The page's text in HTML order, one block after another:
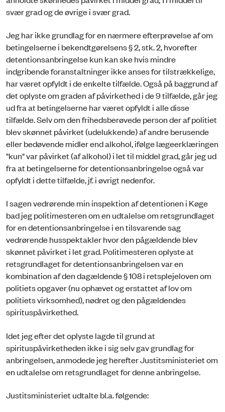
svær grad og de øvrige i svær grad.
Jeg har ikke grundlag for en nærmere efterprøvelse af om
betingelserne i bekendtgørelsens § 2, stk. 2, hvorefter
detentionsanbringelse kun kan ske hvis mindre
indgribende foranstaltninger ikke anses for tilstrækkelige,
har været opfyldt i de enkelte tilfælde. Også på baggrund af
det oplyste om graden af påvirkethed i de 9 tilfælde, går jeg
ud fra at betingelserne har været opfyldt i alle disse
tilfælde. Selv om den frihedsberøvede person der af politiet
blev skønnet påvirket (udelukkende) af andre berusende
eller bedøvende midler end alkohol, ifølge lægeerklæringen
"kun" var påvirket (af alkohol) i let til middel grad, går jeg ud
fra at betingelserne for detentionsanbringelse også var
opfyldt i dette tilfælde, jf. i øvrigt nedenfor.
I sagen vedrørende min inspektion af detentionen i Køge
bad jeg politimesteren om en udtalelse om retsgrundlaget
for en detentionsanbringelse i en tilsvarende sag
vedrørende husspektakler hvor den pågældende blev
skønnet påvirket i let grad. Politimesteren oplyste at
retsgrundlaget for detentionsanbringelsen var en
kombination af den dagældende § 108 i retsplejeloven om
politiets opgaver (nu ophævet og erstattet af lov om
politiets virksomhed), nødret og den pågældendes
spirituspåvirkethed.
Idet jeg efter det oplyste lagde til grund at
spirituspåvirketheden ikke i sig selv gav grundlag for
anbringelsen, anmodede jeg herefter Justitsministeriet om
en udtalelse om retsgrundlaget for denne anbringelse.
Justitsministeriet udtalte bl.a. følgende: